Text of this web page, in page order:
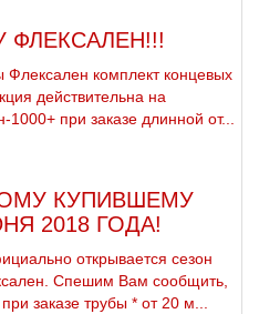
ФЛЕКСАЛЕН!!!
Флексален комплект концевых
действительна на
при заказе длинной от...
КУПИВШЕМУ
2018 ГОДА!
открывается сезон
Спешим Вам сообщить,
заказе тpубы * от 20 м...